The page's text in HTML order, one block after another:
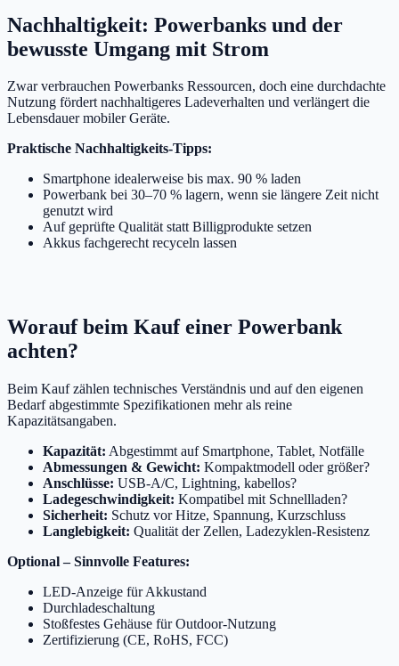
Nachhaltigkeit: Powerbanks und der
bewusste Umgang mit Strom
Zwar verbrauchen Powerbanks Ressourcen, doch eine durchdachte
Nutzung fördert nachhaltigeres Ladeverhalten und verlängert die
Lebensdauer mobiler Geräte.
Praktische Nachhaltigkeits-Tipps:
Smartphone idealerweise bis max. 90 % laden
Powerbank bei 30–70 % lagern, wenn sie längere Zeit nicht
genutzt wird
Auf geprüfte Qualität statt Billigprodukte setzen
Akkus fachgerecht recyceln lassen
Worauf beim Kauf einer Powerbank
achten?
Beim Kauf zählen technisches Verständnis und auf den eigenen
Bedarf abgestimmte Spezifikationen mehr als reine
Kapazitätsangaben.
Kapazität: Abgestimmt auf Smartphone, Tablet, Notfälle
Abmessungen & Gewicht: Kompaktmodell oder größer?
Anschlüsse: USB-A/C, Lightning, kabellos?
Ladegeschwindigkeit: Kompatibel mit Schnellladen?
Sicherheit: Schutz vor Hitze, Spannung, Kurzschluss
Langlebigkeit: Qualität der Zellen, Ladezyklen-Resistenz
Optional – Sinnvolle Features:
LED-Anzeige für Akkustand
Durchladeschaltung
Stoßfestes Gehäuse für Outdoor-Nutzung
Zertifizierung (CE, RoHS, FCC)